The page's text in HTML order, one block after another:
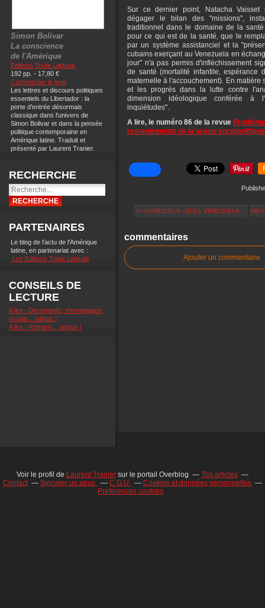
Simon Bolivar
La conscience
de l'Amérique
Editions Toute Latitude
192 pp. - 17,80 €
Commander le livre
Les lettres et discours politiques
essentiels du Libertador : la
porte d'entrée désormais
classique dans l'univers de
Simon Bolivar et dans la pensée
politique contemporaine en
Amérique latine. Traduit et
présenté par Laurent Tranier.
RECHERCHE
PARTENAIRES
Le blog de l'actu de l'Amérique
latine, en partenariat avec :
.Les Editions Toute Latitude
CONSEILS DE
LECTURE
A lire - Documents, témoignages,
essais... latinos !
A lire - Romans... latinos !
Sur ce dernier point, Natacha
dégager le bilan des "missions",
traditionnel dans le domaine de la
pour ce qui est de la santé, que le
par un système assistanciel et la
cubains exerçant au Venezuela en
jour" n'a pas permis d'infléchissement
de santé (mortalité infantile, espérance
maternelle à l'accouchement). En matière
et les progrès dans la lutte contre
dimension idéologique conférée à
inquiétudes".
A lire, le numéro 86 de la revue
remaniements de la scène sociopolitique
<< VENEZUELA - QUEL VENEZUELA...
commentaires
Ajouter un commentaire
Voir le profil de Laurent Tranier sur le portail Overblog
Top articles
Contact
Signaler un abus C.G.U.
Cookies et données personnelles
Préférences cookies